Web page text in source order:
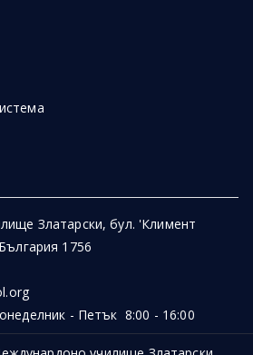
Златарски, бул. 'Климент
1756
- Петък 8:00 - 16:00